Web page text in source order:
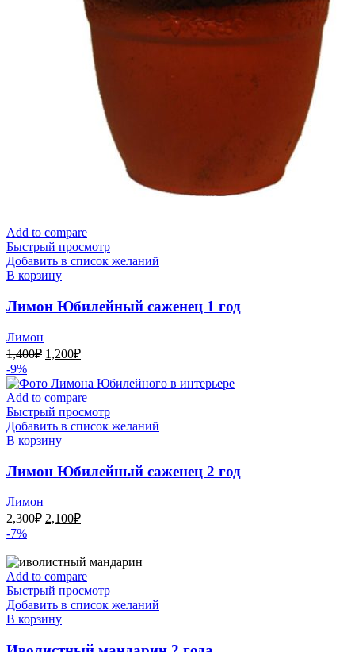
Add to compare
Быстрый просмотр
Добавить в список желаний
В корзину
Лимон Юбилейный саженец 1 год
Лимон
1,400₽ Первоначальная
составляла
1,400₽.
1,200₽Текущая
1,200₽.
-9%
Add to compare
Быстрый просмотр
Добавить в список желаний
В корзину
Лимон Юбилейный саженец 2 год
Лимон
2,300₽ Первоначальная
2,300₽.
2,100₽Текущая
-7%
Add to compare
Быстрый просмотр
Добавить в список желаний
В корзину